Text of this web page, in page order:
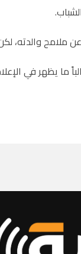
ملامح والدته،
ما يظهر في